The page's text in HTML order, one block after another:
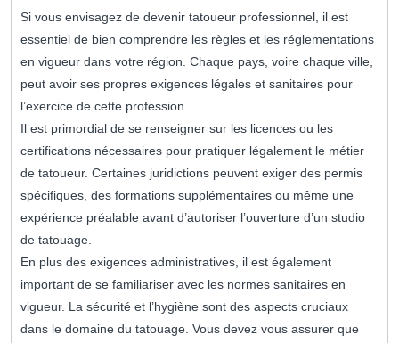
Si vous envisagez de devenir tatoueur professionnel, il est
essentiel de bien comprendre les règles et les réglementations
en vigueur dans votre région. Chaque pays, voire chaque ville,
peut avoir ses propres exigences légales et sanitaires pour
l’exercice de cette profession.
Il est primordial de se renseigner sur les licences ou les
certifications nécessaires pour pratiquer légalement le métier
de tatoueur. Certaines juridictions peuvent exiger des permis
spécifiques, des formations supplémentaires ou même une
expérience préalable avant d’autoriser l’ouverture d’un studio
de tatouage.
En plus des exigences administratives, il est également
important de se familiariser avec les normes sanitaires en
vigueur. La sécurité et l’hygiène sont des aspects cruciaux
dans le domaine du tatouage. Vous devez vous assurer que